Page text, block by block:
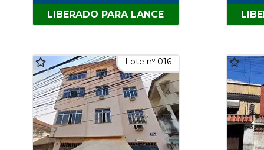
LIBERADO PARA LANCE
Lote nº 016